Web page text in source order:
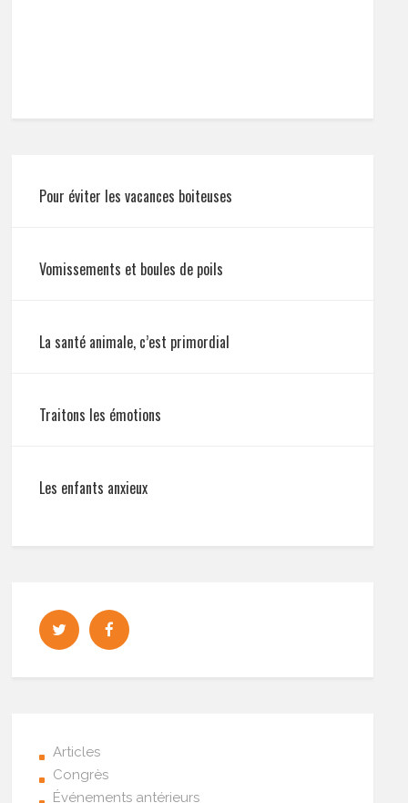
Pour éviter les vacances boiteuses
Vomissements et boules de poils
La santé animale, c’est primordial
Traitons les émotions
Les enfants anxieux
Articles
Congrès
Événements antérieurs